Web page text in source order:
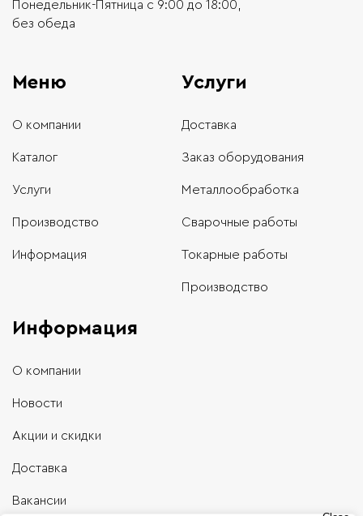
Понедельник-Пятница с 9:00 до 18:00,
без обеда
Меню
О компании
Каталог
Услуги
Производство
Информация
Услуги
Доставка
Заказ оборудования
Металлообработка
Сварочные работы
Токарные работы
Производство
Информация
О компании
Новости
Акции и скидки
Доставка
Вакансии